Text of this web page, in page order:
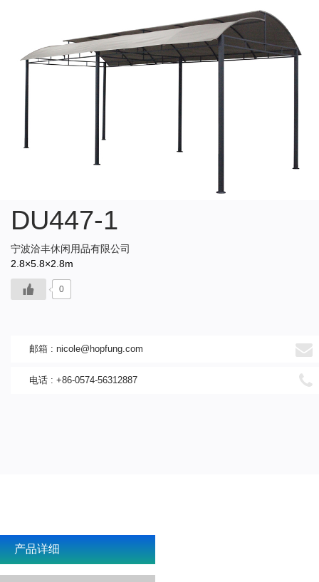
DU447-1
宁波洽丰休闲用品有限公司
2.8×5.8×2.8m
0
邮箱 : nicole@hopfung.com
电话 : +86-0574-56312887
产品详细